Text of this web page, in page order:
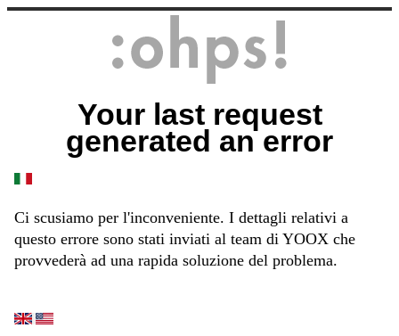
Your last request
generated an error
Ci scusiamo per l'inconveniente. I dettagli relativi a
questo errore sono stati inviati al team di YOOX che
provvederà ad una rapida soluzione del problema.